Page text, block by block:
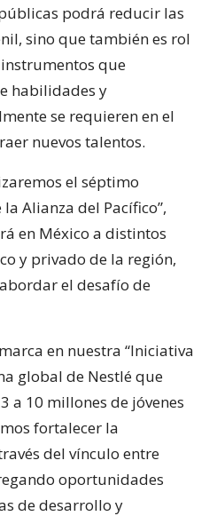
podrá reducir las
sino que también es rol
que
habilidades y
se requieren en el
nuevos talentos.
el séptimo
la Alianza del Pacífico”,
en México a distintos
y privado de la región,
el desafío de
en nuestra “Iniciativa
global de Nestlé que
a 10 millones de jóvenes
fortalecer la
del vínculo entre
oportunidades
de desarrollo y